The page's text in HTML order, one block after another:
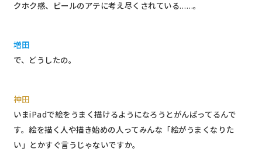
クホク感、ビールのアテに考え尽くされている……。
増田
で、どうしたの。
神田
いまiPadで絵をうまく描けるようになろうとがんばってるんで
す。絵を描く人や描き始めの人ってみんな「絵がうまくなりた
い」とかすぐ言うじゃないですか。